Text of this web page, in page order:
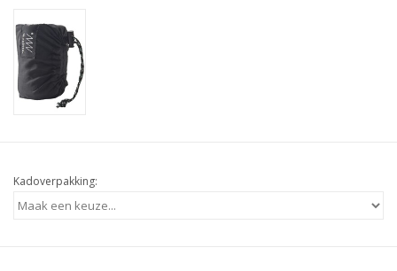
Kadoverpakking: